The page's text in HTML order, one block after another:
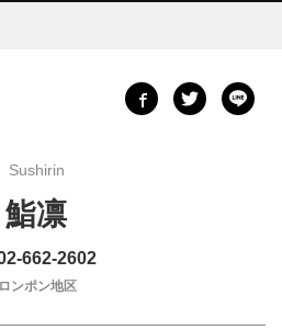
Sushirin
鮨凛
662-2602
ンポン地区